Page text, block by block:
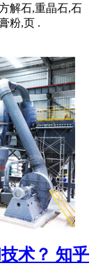
解石,重晶石,石
粉,页 .
术？ 知乎